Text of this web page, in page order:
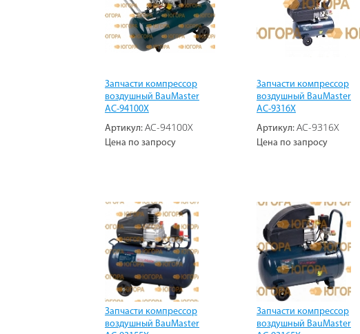
Запчасти компрессор
воздушный BauMaster
AC-94100X
Артикул: AC-94100X
Цена по запросу
Запчасти компрессор
воздушный BauMaster
AC-9316X
Артикул: AC-9316X
Цена по запросу
Запчасти компрессор
воздушный BauMaster
Запчасти компрессор
воздушный BauMaster